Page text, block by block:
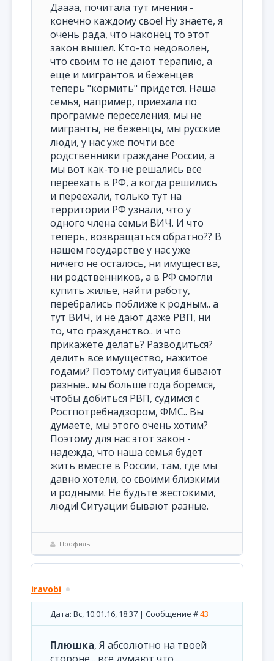
Даааа, почитала тут мнения -
конечно каждому свое! Ну знаете, я
очень рада, что наконец то этот
закон вышел. Кто-то недоволен,
что своим то не дают терапию, а
еще и мигрантов и беженцев
теперь "кормить" придется. Наша
семья, например, приехала по
программе переселения, мы не
мигранты, не беженцы, мы русские
люди, у нас уже почти все
родственники граждане России, а
мы вот как-то не решались все
переехать в РФ, а когда решились
и переехали, только тут на
территории РФ узнали, что у
одного члена семьи ВИЧ. И что
теперь, возвращаться обратно?? В
нашем государстве у нас уже
ничего не осталось, ни имущества,
ни родственников, а в РФ смогли
купить жилье, найти работу,
перебрались поближе к родным.. а
тут ВИЧ, и не дают даже РВП, ни
то, что гражданство.. и что
прикажете делать? Разводиться?
делить все имущество, нажитое
годами? Поэтому ситуация бывают
разные.. мы больше года боремся,
чтобы добиться РВП, судимся с
Ростпотребнадзором, ФМС.. Вы
думаете, мы этого очень хотим?
Поэтому для нас этот закон -
надежда, что наша семья будет
жить вместе в России, там, где мы
давно хотели, со своими близкими
и родными. Не будьте жестокими,
люди! Ситуации бывают разные.
Профиль
iravobi
Дата: Вс, 10.01.16, 18:37 | Сообщение #43
Плюшка, Я абсолютно на твоей